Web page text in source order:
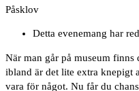
Påsklov
Detta evenemang har
När man går på museum finns
ibland är det lite extra knepigt
vara för något. Nu får du